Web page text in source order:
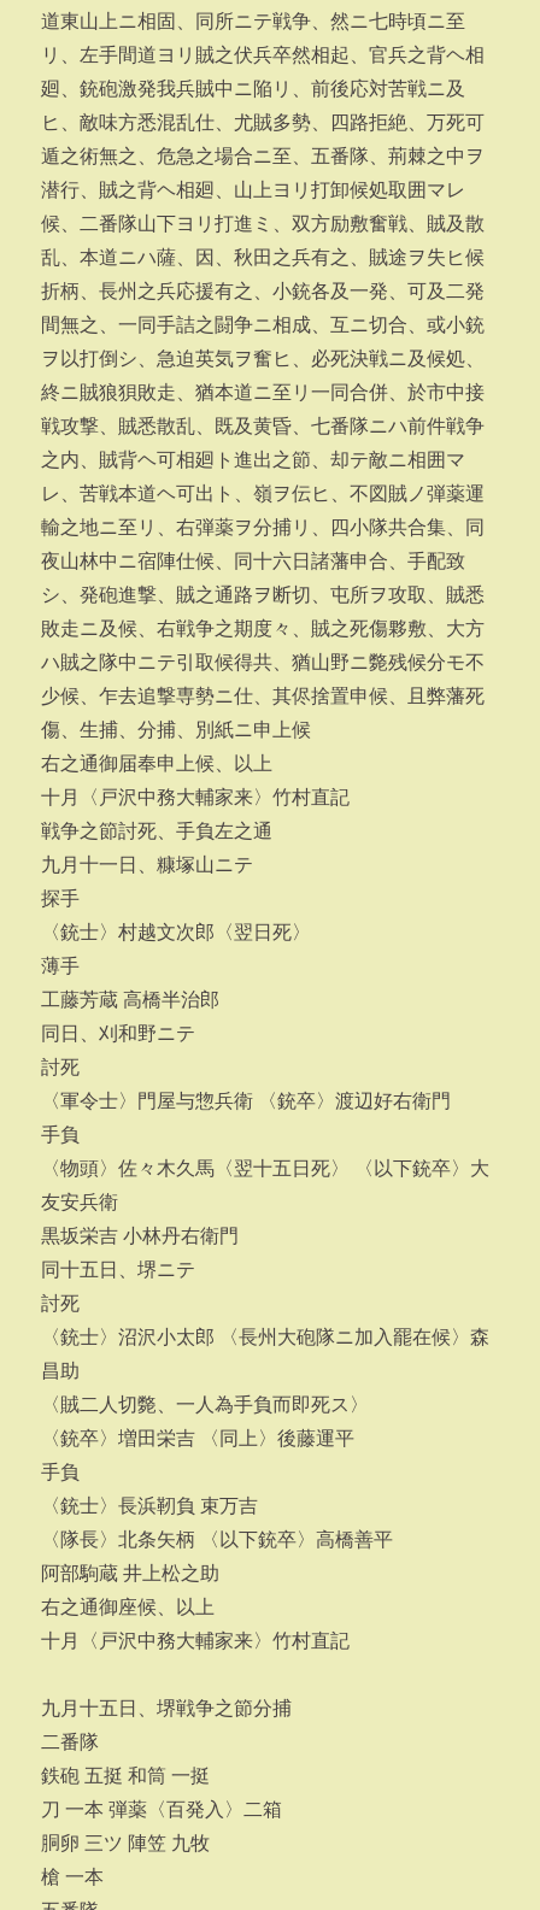
道東山上ニ相固、同所ニテ戦争、然ニ七時頃ニ至
リ、左手間道ヨリ賊之伏兵卒然相起、官兵之背ヘ相
廻、銃砲激発我兵賊中ニ陥リ、前後応対苦戦ニ及
ヒ、敵味方悉混乱仕、尤賊多勢、四路拒絶、万死可
遁之術無之、危急之場合ニ至、五番隊、荊棘之中ヲ
潜行、賊之背ヘ相廻、山上ヨリ打卸候処取囲マレ
候、二番隊山下ヨリ打進ミ、双方励敷奮戦、賊及散
乱、本道ニハ薩、因、秋田之兵有之、賊途ヲ失ヒ候
折柄、長州之兵応援有之、小銃各及一発、可及二発
間無之、一同手詰之闘争ニ相成、互ニ切合、或小銃
ヲ以打倒シ、急迫英気ヲ奮ヒ、必死決戦ニ及候処、
終ニ賊狼狽敗走、猶本道ニ至リ一同合併、於市中接
戦攻撃、賊悉散乱、既及黄昏、七番隊ニハ前件戦争
之内、賊背ヘ可相廻ト進出之節、却テ敵ニ相囲マ
レ、苦戦本道ヘ可出ト、嶺ヲ伝ヒ、不図賊ノ弾薬運
輸之地ニ至リ、右弾薬ヲ分捕リ、四小隊共合集、同
夜山林中ニ宿陣仕候、同十六日諸藩申合、手配致
シ、発砲進撃、賊之通路ヲ断切、屯所ヲ攻取、賊悉
敗走ニ及候、右戦争之期度々、賊之死傷夥敷、大方
ハ賊之隊中ニテ引取候得共、猶山野ニ斃残候分モ不
少候、乍去追撃専勢ニ仕、其侭捨置申候、且弊藩死
傷、生捕、分捕、別紙ニ申上候
右之通御届奉申上候、以上
十月〈戸沢中務大輔家来〉竹村直記
戦争之節討死、手負左之通
九月十一日、糠塚山ニテ
探手
〈銃士〉村越文次郎〈翌日死〉
薄手
工藤芳蔵 高橋半治郎
同日、刈和野ニテ
討死
〈軍令士〉門屋与惣兵衛 〈銃卒〉渡辺好右衛門
手負
〈物頭〉佐々木久馬〈翌十五日死〉 〈以下銃卒〉大
友安兵衛
黒坂栄吉 小林丹右衛門
同十五日、堺ニテ
討死
〈銃士〉沼沢小太郎 〈長州大砲隊ニ加入罷在候〉森
昌助
〈賊二人切斃、一人為手負而即死ス〉
〈銃卒〉増田栄吉 〈同上〉後藤運平
手負
〈銃士〉長浜靭負 束万吉
〈隊長〉北条矢柄 〈以下銃卒〉高橋善平
阿部駒蔵 井上松之助
右之通御座候、以上
十月〈戸沢中務大輔家来〉竹村直記
九月十五日、堺戦争之節分捕
二番隊
鉄砲 五挺 和筒 一挺
刀 一本 弾薬〈百発入〉二箱
胴卵 三ツ 陣笠 九牧
槍 一本